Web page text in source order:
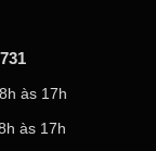
às 17h
às 17h